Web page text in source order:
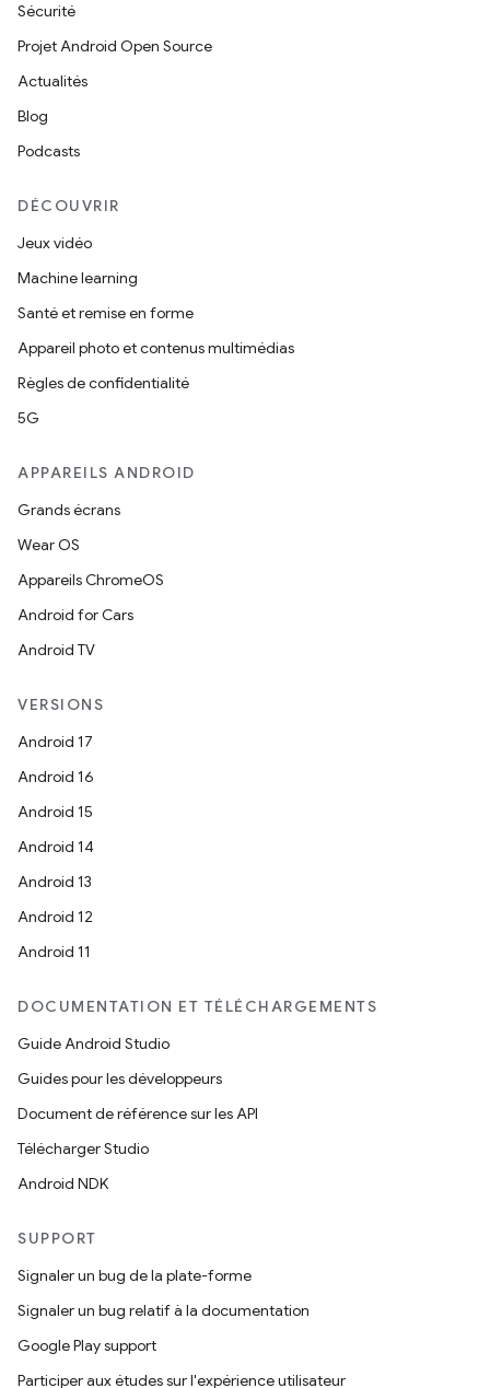
Sécurité
Projet Android Open Source
Actualités
Blog
Podcasts
DÉCOUVRIR
Jeux vidéo
Machine learning
Santé et remise en forme
Appareil photo et contenus multimédias
Règles de confidentialité
5G
APPAREILS ANDROID
Grands écrans
Wear OS
Appareils ChromeOS
Android for Cars
Android TV
VERSIONS
Android 17
Android 16
Android 15
Android 14
Android 13
Android 12
Android 11
DOCUMENTATION ET TÉLÉCHARGEMENTS
Guide Android Studio
Guides pour les développeurs
Document de référence sur les API
Télécharger Studio
Android NDK
SUPPORT
Signaler un bug de la plate-forme
Signaler un bug relatif à la documentation
Google Play support
Participer aux études sur l'expérience utilisateur